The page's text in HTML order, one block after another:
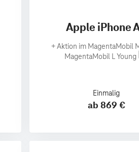
Apple iPhone
+Aktion im MagentaMobil
MagentaMobil L Young
Einmalig
ab 869 €